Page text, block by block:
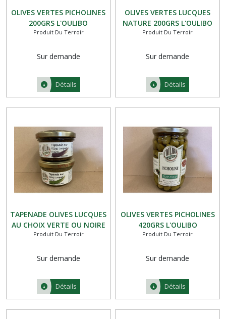
OLIVES VERTES PICHOLINES
200GRS L'OULIBO
Produit Du Terroir
Sur demande
Détails
OLIVES VERTES LUCQUES
NATURE 200GRS L'OULIBO
Produit Du Terroir
Sur demande
Détails
TAPENADE OLIVES LUCQUES
AU CHOIX VERTE OU NOIRE
90GRS
Produit Du Terroir
Sur demande
Détails
OLIVES VERTES PICHOLINES
420GRS L'OULIBO
Produit Du Terroir
Sur demande
Détails